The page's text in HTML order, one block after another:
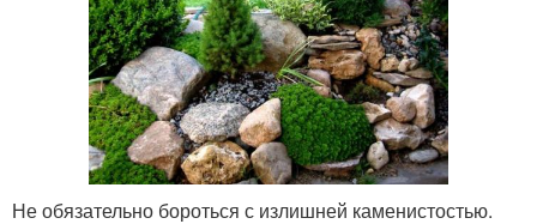
Не обязательно бороться с излишней каменистостью.